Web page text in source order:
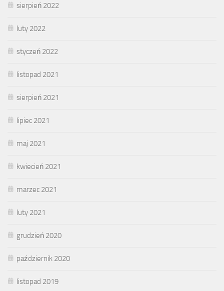
sierpień 2022
luty 2022
styczeń 2022
listopad 2021
sierpień 2021
lipiec 2021
maj 2021
kwiecień 2021
marzec 2021
luty 2021
grudzień 2020
październik 2020
listopad 2019